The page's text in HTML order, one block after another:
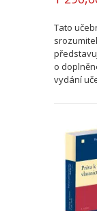
Tato
o
vydání